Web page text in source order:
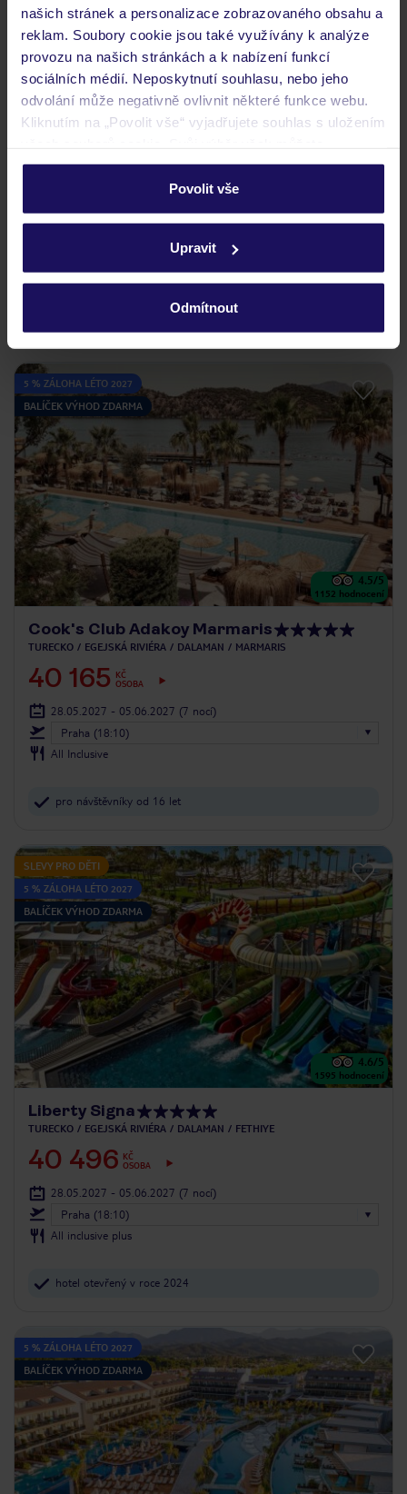
našich stránek a personalizace zobrazovaného obsahu a
reklam. Soubory cookie jsou také využívány k analýze
provozu na našich stránkách a k nabízení funkcí
sociálních médií. Neposkytnutí souhlasu, nebo jeho
odvolání může negativně ovlivnit některé funkce webu.
Kliknutím na „Povolit vše“ vyjadřujete souhlas s uložením
personalizovat v sekci „Personalizace“.
Podrobné informace o souborech cookie naleznete v
ochrany osobních údajů.
Povolit vše
Upravit
Odmítnout
hodnocení
Hilton Dalaman Sarigerme Resort & Golf
TURECKO EGEJSKÁ RIVIÉRA DALAMAN SARIGERME
14.09.2026 - 22.09.2026 (7 nocí)
All Inclusive
5 % ZÁLOHA LÉTO 2027
BALÍČEK VÝHOD ZDARMA
4.5/5
1152 hodnocení
Cook's Club Adakoy Marmaris
TURECKO EGEJSKÁ RIVIÉRA DALAMAN MARMARIS
40 165
KČ
OSOBA
28.05.2027 - 05.06.2027 (7 nocí)
Praha (18:10)
All Inclusive
pro návštěvníky od 16 let
SLEVY PRO DĚTI
5 % ZÁLOHA LÉTO 2027
BALÍČEK VÝHOD ZDARMA
4.6/5
1595 hodnocení
Liberty Signa
TURECKO EGEJSKÁ RIVIÉRA DALAMAN FETHIYE
40 496 KČ
OSOBA
28.05.2027 - 05.06.2027 (7 nocí)
Praha (18:10)
All inclusive plus
hotel otevřený v roce 2024
5 % ZÁLOHA LÉTO 2027
BALÍČEK VÝHOD ZDARMA